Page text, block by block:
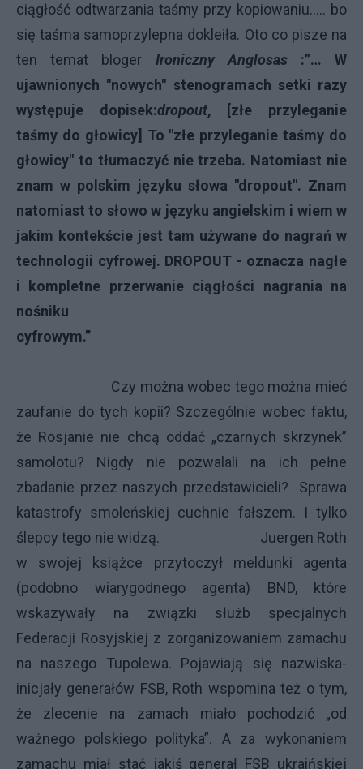
ciągłość odtwarzania taśmy przy kopiowaniu….. bo
się taśma samoprzylepna dokleiła. Oto co pisze na
ten temat bloger Ironiczny Anglosas :”…
W
ujawnionych "nowych" stenogramach setki razy
występuje dopisek:dropout, [złe przyleganie
taśmy do głowicy] To "złe przyleganie taśmy do
głowicy" to tłumaczyć nie trzeba. Natomiast nie
znam w polskim języku słowa "dropout". Znam
natomiast to słowo w języku angielskim i wiem w
jakim kontekście jest tam używane do nagrań w
technologii cyfrowej. DROPOUT - oznacza nagłe
i kompletne przerwanie ciągłości nagrania na
nośniku
cyfrowym.”
Czy można wobec tego można mieć
zaufanie do tych kopii? Szczególnie wobec faktu,
że Rosjanie nie chcą oddać „czarnych skrzynek”
samolotu? Nigdy nie pozwalali na ich pełne
zbadanie przez naszych przedstawicieli? Sprawa
katastrofy smoleńskiej cuchnie fałszem. I tylko
ślepcy tego nie widzą. Juergen Roth
w swojej książce przytoczył meldunki agenta
(podobno wiarygodnego agenta) BND, które
wskazywały na związki służb specjalnych
Federacji Rosyjskiej z zorganizowaniem zamachu
na naszego Tupolewa. Pojawiają się nazwiska-
inicjały generałów FSB, Roth wspomina też o tym,
że zlecenie na zamach miało pochodzić „od
ważnego polskiego polityka”. A za wykonaniem
zamachu miał stać jakiś generał FSB ukraińskiej